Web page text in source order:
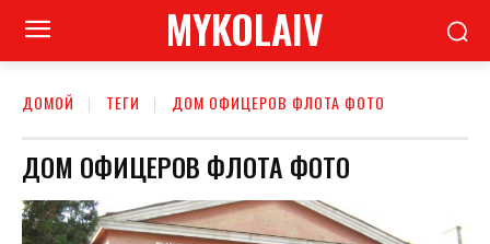
MYKOLAIV
ДОМОЙ ТЕГИ ДОМ ОФИЦЕРОВ ФЛОТА ФОТО
ДОМ ОФИЦЕРОВ ФЛОТА ФОТО